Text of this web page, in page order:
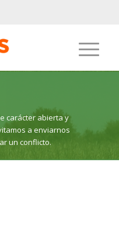
carácter abierta y
a enviarnos
un conflicto.